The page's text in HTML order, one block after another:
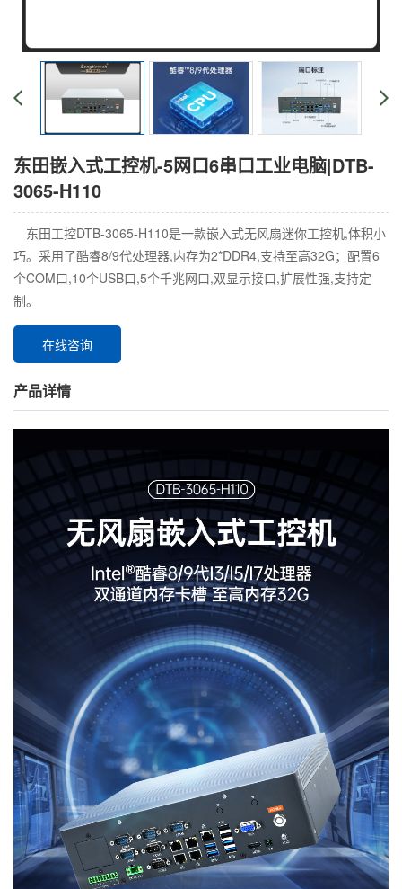
东田嵌入式工控机-5网口6串口工业电脑|DTB-
3065-H110
东田工控DTB-3065-H110是一款嵌入式无风扇迷你工控机,体积小
巧。采用了酷睿8/9代处理器,内存为2*DDR4,支持至高32G；配置6
个COM口,10个USB口,5个千兆网口,双显示接口,扩展性强,支持定
制。
在线咨询
产品详情